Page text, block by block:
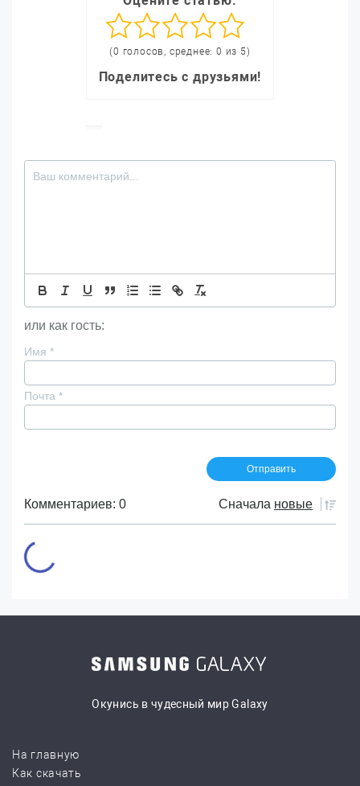
(0 голосов, среднее: 0 из 5)
Поделитесь с друзьями!
или как гость:
Имя *
Почта *
Комментариев: 0 Сначала новые
Окунись в чудесный мир Galaxy
На главную
Как скачать